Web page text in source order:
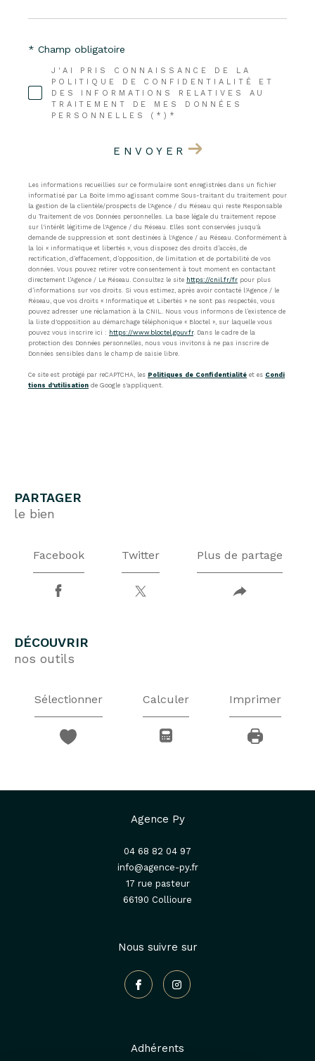
J'AI PRIS CONNAISSANCE DE LA
POLITIQUE DE CONFIDENTIALITÉ ET
DES INFORMATIONS RELATIVES AU
TRAITEMENT DE MES DONNÉES
PERSONNELLES (*)*
* Champ obligatoire
ENVOYER
Les informations recueillies sur ce formulaire sont enregistrées dans un fichier
informatisé par La Boite Immo agissant comme Sous-traitant du traitement pour
la gestion de la clientèle/prospects de l'Agence / du Réseau qui reste Responsable
du Traitement de vos Données personnelles. La base légale du traitement repose
sur l'intérêt légitime de l'Agence / du Réseau. Elles sont conservées jusqu'à
demande de suppression et sont destinées à l'Agence / au Réseau. Conformément à
la loi « informatique et libertés », vous disposez des droits d’accès, de
rectification, d’effacement, d’opposition, de limitation et de portabilité de vos
données. Vous pouvez retirer votre consentement à tout moment en contactant
directement l’Agence / Le Réseau. Consultez le site https://cnil.fr/fr pour plus
d’informations sur vos droits. Si vous estimez, après avoir contacté l'Agence / le
Réseau, que vos droits « Informatique et Libertés » ne sont pas respectés, vous
pouvez adresser une réclamation à la CNIL. Nous vous informons de l’existence de
la liste d'opposition au démarchage téléphonique « Bloctel », sur laquelle vous
pouvez vous inscrire ici : https://www.bloctel.gouv.fr. Dans le cadre de la
protection des Données personnelles, nous vous invitons à ne pas inscrire de
Données sensibles dans le champ de saisie libre.
Ce site est protégé par reCAPTCHA, les Politiques de Confidentialité et es Condi
tions d'utilisation de Google s'appliquent.
PARTAGER
le bien
Facebook Twitter Plus de partage
DÉCOUVRIR
nos outils
Sélectionner Calculer Imprimer
Agence Py
04 68 82 04 97
info@agence-py.fr
17 rue pasteur
66190
collioure
Nous suivre sur
Adhérents